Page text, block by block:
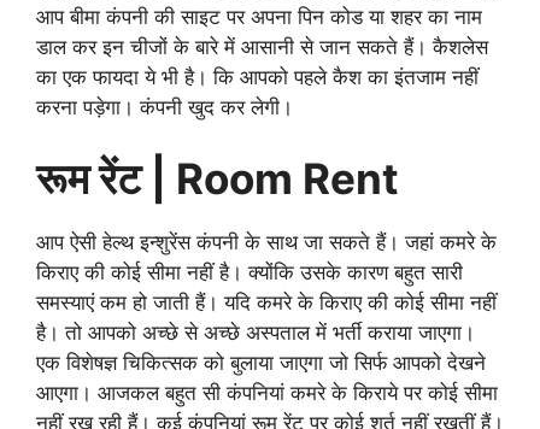
आप बीमा कंपनी की साइट पर अपना पिन कोड या शहर का नाम
डाल कर इन चीजों के बारे में आसानी से जान सकते हैं। कैशलेस
का एक फायदा ये भी है। कि आपको पहले कैश का इंतजाम नहीं
करना पड़ेगा। कंपनी खुद कर लेगी।
रूम रेंट | Room Rent
आप ऐसी हेल्थ इन्शुरेंस कंपनी के साथ जा सकते हैं। जहां कमरे के
किराए की कोई सीमा नहीं है। क्योंकि उसके कारण बहुत सारी
समस्याएं कम हो जाती हैं। यदि कमरे के किराए की कोई सीमा नहीं
है। तो आपको अच्छे से अच्छे अस्पताल में भर्ती कराया जाएगा।
एक विशेषज्ञ चिकित्सक को बुलाया जाएगा जो सिर्फ आपको देखने
आएगा। आजकल बहुत सी कंपनियां कमरे के किराये पर कोई सीमा
नहीं रख रही हैं। कई कंपनियां रूम रेंट पर कोई शर्त नहीं रखतीं हैं।